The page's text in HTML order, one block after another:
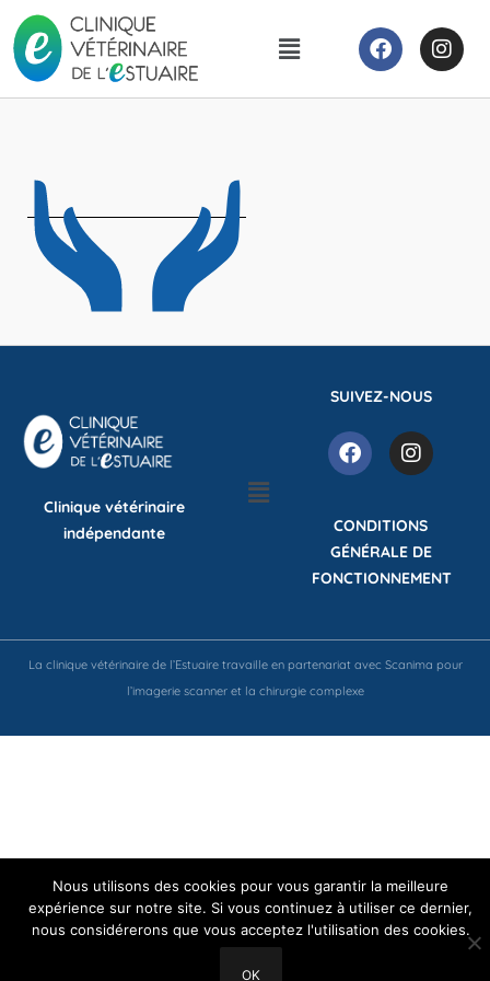
Clinique vétérinaire
indépendante
SUIVEZ-NOUS
CONDITIONS
GÉNÉRALE DE
FONCTIONNEMENT
La clinique vétérinaire de l’Estuaire travaille en partenariat avec Scanima pour
l’imagerie scanner et la chirurgie complexe
Nous utilisons des cookies pour vous garantir la meilleure
expérience sur notre site. Si vous continuez à utiliser ce dernier,
nous considérerons que vous acceptez l'utilisation des cookies.
OK